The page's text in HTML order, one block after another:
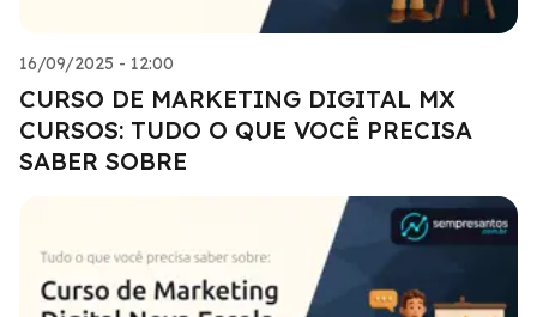
16/09/2025 - 12:00
CURSO DE MARKETING DIGITAL MX
CURSOS: TUDO O QUE VOCÊ PRECISA
SABER SOBRE